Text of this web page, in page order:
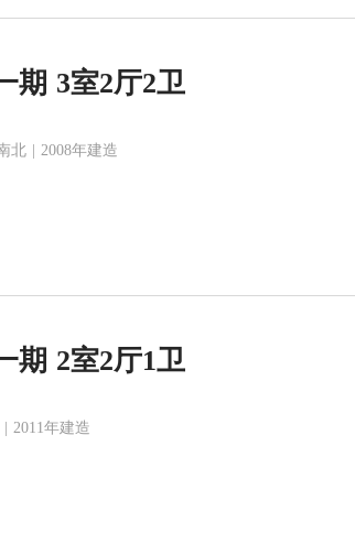
期 3室2厅2卫
北 | 2008年建造
期 2室2厅1卫
2011年建造